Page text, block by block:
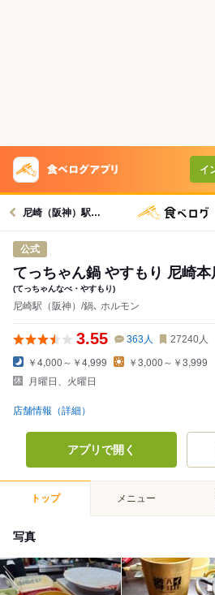
イ
尼崎（阪神）駅グルメへ
公式
てっちゃん鍋 やすもり 尼崎本
(てっちゃんなべ・やすもり)
尼崎駅（阪神）/鍋､ ホルモン
3.55 363人 27240人
￥4,000～￥4,999
￥3,000～￥3,999
月曜日、火曜日
店舗情報（詳細）
アプリで開く
トップ メニュー
写真